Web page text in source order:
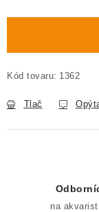
Kód tovaru: 1362
Tlač
na